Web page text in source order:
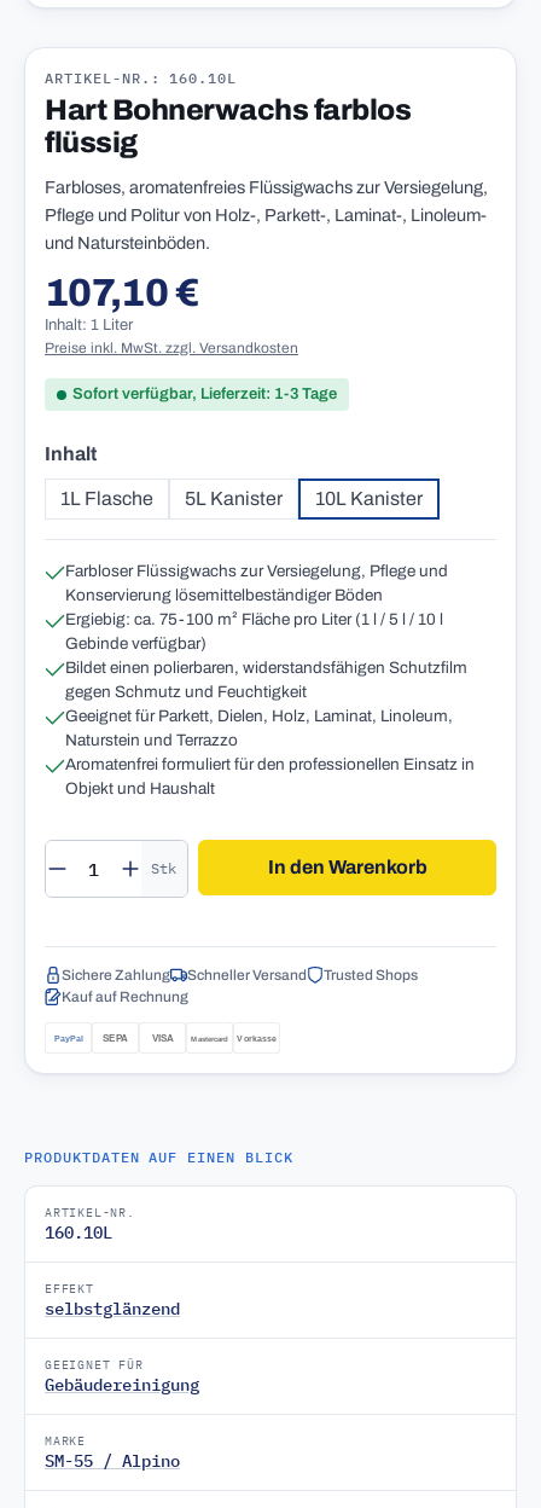
ARTIKEL-NR.: 160.10L
Hart Bohnerwachs farblos
flüssig
Farbloses, aromatenfreies Flüssigwachs zur Versiegelung,
Pflege und Politur von Holz-, Parkett-, Laminat-, Linoleum-
und Natursteinböden.
Regulärer Preis:
107,10 €
Inhalt: 1 Liter
Preise inkl. MwSt. zzgl. Versandkosten
Sofort verfügbar, Lieferzeit: 1-3 Tage
Inhaltauswählen
1L Flasche 5L Kanister 10L Kanister
Farbloser Flüssigwachs zur Versiegelung, Pflege und
Konservierung lösemittelbeständiger Böden
Ergiebig: ca. 75-100 m² Fläche pro Liter (1 l / 5 l / 10 l
Gebinde verfügbar)
Bildet einen polierbaren, widerstandsfähigen Schutzfilm
gegen Schmutz und Feuchtigkeit
Geeignet für Parkett, Dielen, Holz, Laminat, Linoleum,
Naturstein und Terrazzo
Aromatenfrei formuliert für den professionellen Einsatz in
Objekt und Haushalt
Produkt Anzahl: Gib den gewünschten
Stk In den Warenkorb
Sichere Zahlung Schneller Versand
Trusted Shops
Kauf auf Rechnung
PRODUKTDATEN AUF EINEN BLICK
ARTIKEL-NR.
160.10L
EFFEKT
selbstglänzend
GEEIGNET FÜR
Gebäudereinigung
MARKE
SM-55 / Alpino